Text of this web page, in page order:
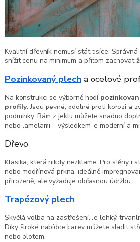
Kvalitní dřevník nemusí stát tisíce.
snížit cenu na minimum a přitom zachovat
Pozinkovaný plech a ocelové
Na konstrukci se výborně hodí
profily. Jsou pevné, odolné proti korozi a
podmínky. Rám z jeklu můžete snadno
nebo lamelami – výsledkem je moderní a
Dřevo
Klasika, která nikdy nezklame. Pro stěny i
nebo modřínová prkna, ideálně
přirozeně, ale vyžaduje občasnou údržbu.
Trapézový plech
Skvělá volba na zastřešení. Je lehký,
Díky široké nabídce barev můžete sladit
nebo plotem.